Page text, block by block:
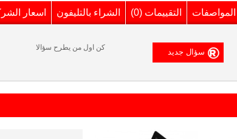
المواصفات التقييمات (0) الشراء بالتليفون اسعار
كن اول من يطرح سؤالا